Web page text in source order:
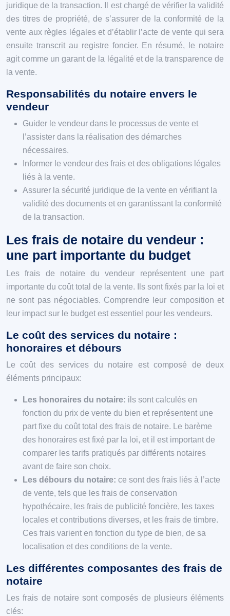
juridique de la transaction. Il est chargé de vérifier la validité
des titres de propriété, de s’assurer de la conformité de la
vente aux règles légales et d’établir l’acte de vente qui sera
ensuite transcrit au registre foncier. En résumé, le notaire
agit comme un garant de la légalité et de la transparence de
la vente.
Responsabilités du notaire envers le
vendeur
Guider le vendeur dans le processus de vente et
l’assister dans la réalisation des démarches
nécessaires.
Informer le vendeur des frais et des obligations légales
liés à la vente.
Assurer la sécurité juridique de la vente en vérifiant la
validité des documents et en garantissant la conformité
de la transaction.
Les frais de notaire du vendeur :
une part importante du budget
Les frais de notaire du vendeur représentent une part
importante du coût total de la vente. Ils sont fixés par la loi et
ne sont pas négociables. Comprendre leur composition et
leur impact sur le budget est essentiel pour les vendeurs.
Le coût des services du notaire :
honoraires et débours
Le coût des services du notaire est composé de deux
éléments principaux:
Les honoraires du notaire: ils sont calculés en
fonction du prix de vente du bien et représentent une
part fixe du coût total des frais de notaire. Le barème
des honoraires est fixé par la loi, et il est important de
comparer les tarifs pratiqués par différents notaires
avant de faire son choix.
Les débours du notaire: ce sont des frais liés à l’acte
de vente, tels que les frais de conservation
hypothécaire, les frais de publicité foncière, les taxes
locales et contributions diverses, et les frais de timbre.
Ces frais varient en fonction du type de bien, de sa
localisation et des conditions de la vente.
Les différentes composantes des frais de
notaire
Les frais de notaire sont composés de plusieurs éléments
clés: